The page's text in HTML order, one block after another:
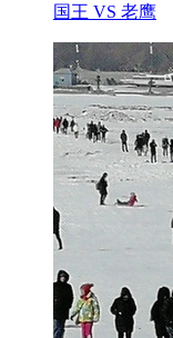
国王 VS 老鹰